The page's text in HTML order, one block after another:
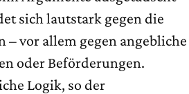
sich lautstark gegen die
vor allem gegen angebliche
oder Beförderungen.
Logik, so der